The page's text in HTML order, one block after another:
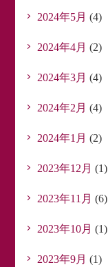
2024年5月 (4)
2024年4月 (2)
2024年3月 (4)
2024年2月 (4)
2024年1月 (2)
2023年12月 (1)
2023年11月 (6)
2023年10月 (1)
2023年9月 (1)